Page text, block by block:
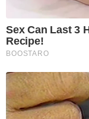
Sex Can Last 3
Recipe!
BOOSTARO